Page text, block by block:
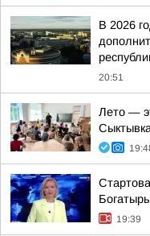
В 2026
20:51
Лето —
Богатырь
19:39